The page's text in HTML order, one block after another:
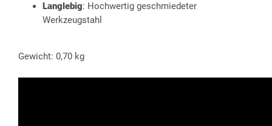
Langlebig: Hochwertig geschmiedeter
Werkzeugstahl
Gewicht: 0,70 kg